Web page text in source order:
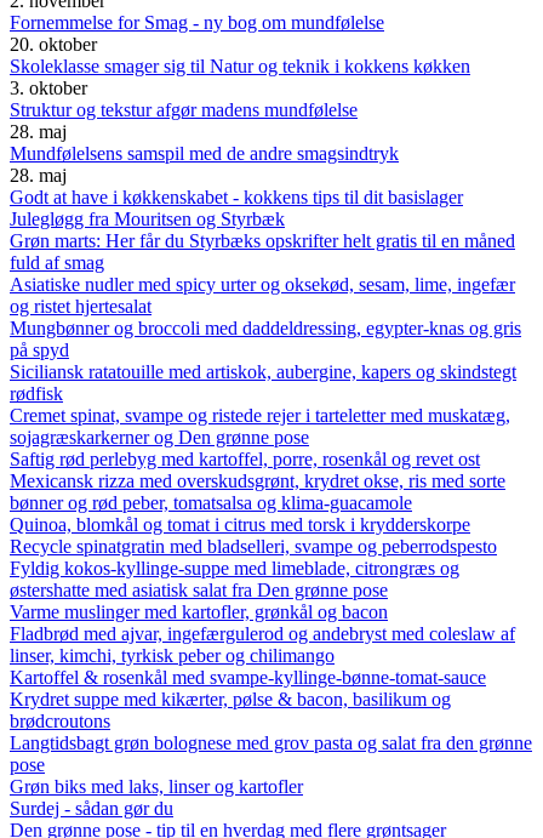
Fornemmelse for Smag - ny bog om mundfølelse
20. oktober
Skoleklasse smager sig til Natur og teknik i kokkens køkken
3. oktober
Struktur og tekstur afgør madens mundfølelse
28. maj
Mundfølelsens samspil med de andre smagsindtryk
28. maj
Godt at have i køkkenskabet - kokkens tips til dit basislager
Julegløgg fra Mouritsen og Styrbæk
Grøn marts: Her får du Styrbæks opskrifter helt gratis til en måned
fuld af smag
Asiatiske nudler med spicy urter og oksekød, sesam, lime, ingefær
og ristet hjertesalat
Mungbønner og broccoli med daddeldressing, egypter-knas og gris
på spyd
Siciliansk ratatouille med artiskok, aubergine, kapers og skindstegt
rødfisk
Cremet spinat, svampe og ristede rejer i tarteletter med muskatæg,
sojagræskarkerner og Den grønne pose
Saftig rød perlebyg med kartoffel, porre, rosenkål og revet ost
Mexicansk rizza med overskudsgrønt, krydret okse, ris med sorte
bønner og rød peber, tomatsalsa og klima-guacamole
Quinoa, blomkål og tomat i citrus med torsk i krydderskorpe
Recycle spinatgratin med bladselleri, svampe og peberrodspesto
Fyldig kokos-kyllinge-suppe med limeblade, citrongræs og
østershatte med asiatisk salat fra Den grønne pose
Varme muslinger med kartofler, grønkål og bacon
Fladbrød med ajvar, ingefærgulerod og andebryst med coleslaw af
linser, kimchi, tyrkisk peber og chilimango
Kartoffel & rosenkål med svampe-kyllinge-bønne-tomat-sauce
Krydret suppe med kikærter, pølse & bacon, basilikum og
brødcroutons
Langtidsbagt grøn bolognese med grov pasta og salat fra den grønne
pose
Grøn biks med laks, linser og kartofler
Surdej - sådan gør du
Den grønne pose - tip til en hverdag med flere grøntsager